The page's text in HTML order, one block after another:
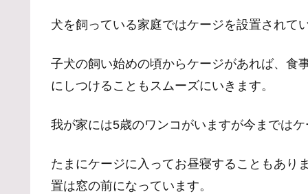
犬を飼っている家庭ではケージを設置されて
子犬の飼い始めの頃からケージがあれば、食
にしつけることもスムーズにいきます。
我が家には5歳のワンコがいますが今までは
たまにケージに入ってお昼寝することもあり
置は窓の前になっています。